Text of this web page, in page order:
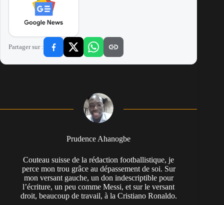
Partager sur :
Prudence Ahanogbe
Couteau suisse de la rédaction footballistique, je
perce mon trou grâce au dépassement de soi. Sur
mon versant gauche, un don indescriptible pour
l’écriture, un peu comme Messi, et sur le versant
droit, beaucoup de travail, à la Cristiano Ronaldo.